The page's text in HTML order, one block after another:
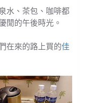
水、茶包、咖啡都
閒的午後時光。
在來的路上買的佳